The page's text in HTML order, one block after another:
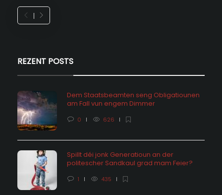
REZENT POSTS
Dem Staatsbeamten seng Obligatiounen
am Fall vun engem Dimmer
0 626
Spillt déi jonk Generatioun an der
politescher Sandkaul grad mam Feier?
1 435